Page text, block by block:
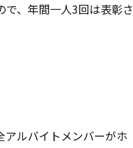
、年間一人3回は表彰さ
ルバイトメンバーがホ